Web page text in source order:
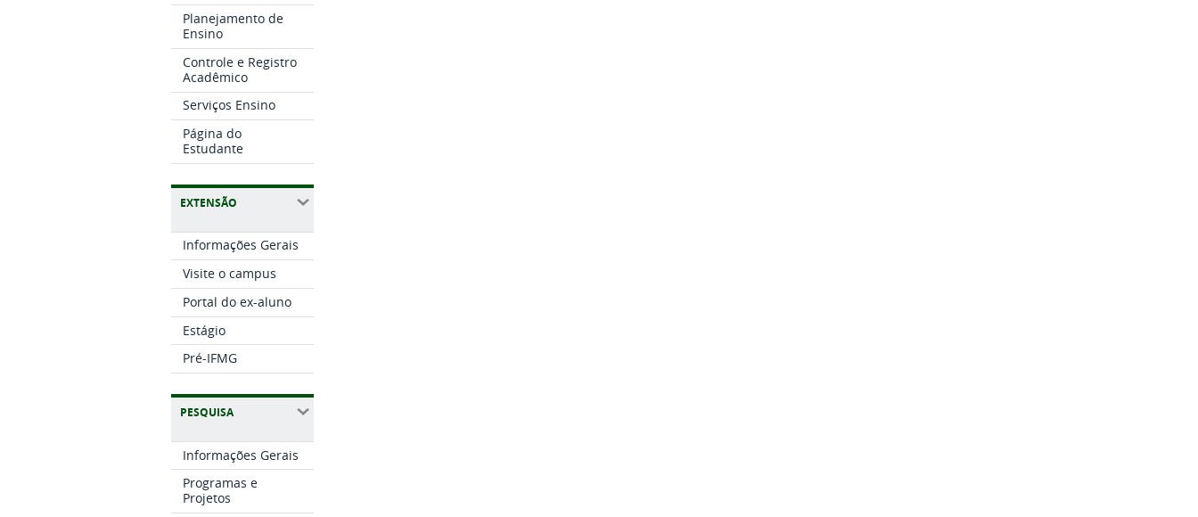
Planejamento de
Ensino
Controle e Registro
Acadêmico
Serviços Ensino
Página do
Estudante
EXTENSÃO
Informações Gerais
Visite o campus
Portal do ex-aluno
Estágio
Pré-IFMG
PESQUISA
Informações Gerais
Programas e
Projetos